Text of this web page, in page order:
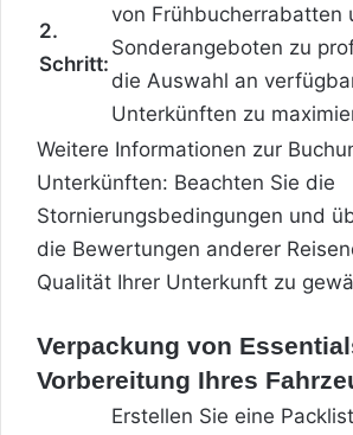
2.
Schritt:
von Frühbucherrabatten
Sonderangeboten zu
die Auswahl an
Unterkünften zu
Weitere Informationen zur
Unterkünften: Beachten Sie die
Stornierungsbedingungen und
die Bewertungen anderer
Qualität Ihrer Unterkunft zu
Verpackung von
Vorbereitung Ihres
Erstellen Sie eine